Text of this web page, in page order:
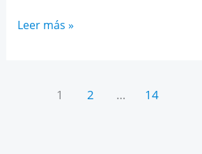
Intensivo
Andalucía
Leer más »
1 2 … 14